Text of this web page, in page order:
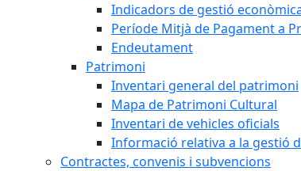
Indicadors de gestió
Període Mitjà de Pagament a
Endeutament
Patrimoni
Inventari general del patrimoni
Mapa de Patrimoni Cultural
Inventari de vehicles oficials
Informació relativa a la gestió
Contractes, convenis i subvencions